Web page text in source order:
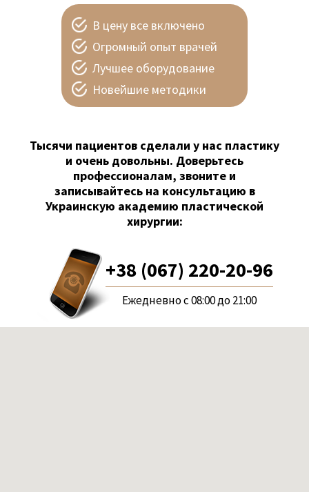
В цену все включено
Огромный опыт врачей
Лучшее оборудование
Новейшие методики
Тысячи пациентов сделали у нас пластику
и очень довольны. Доверьтесь
профессионалам, звоните и
записывайтесь на консультацию в
Украинскую академию пластической
хирургии:
+38 (067) 220-20-96
Ежедневно с 08:00 до 21:00